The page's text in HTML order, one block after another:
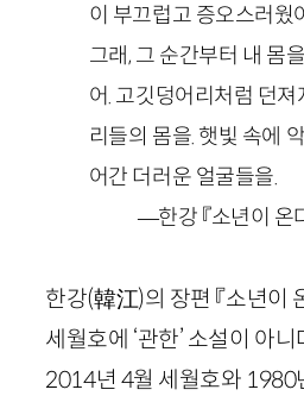
이 부끄럽고 증오스러웠
그래, 그 순간부터 내 몸
어. 고깃덩어리처럼 던
리들의 몸을. 햇빛 속에
어간 더러운 얼굴들을.
—한강 『소년이 온
한강(韓江)의 장편 『소년이
세월호에 ‘관한’ 소설이 아
2014년 4월 세월호와 1980